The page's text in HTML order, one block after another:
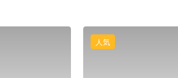
。疲れた心身ともたっぷり癒しましょう。
人気